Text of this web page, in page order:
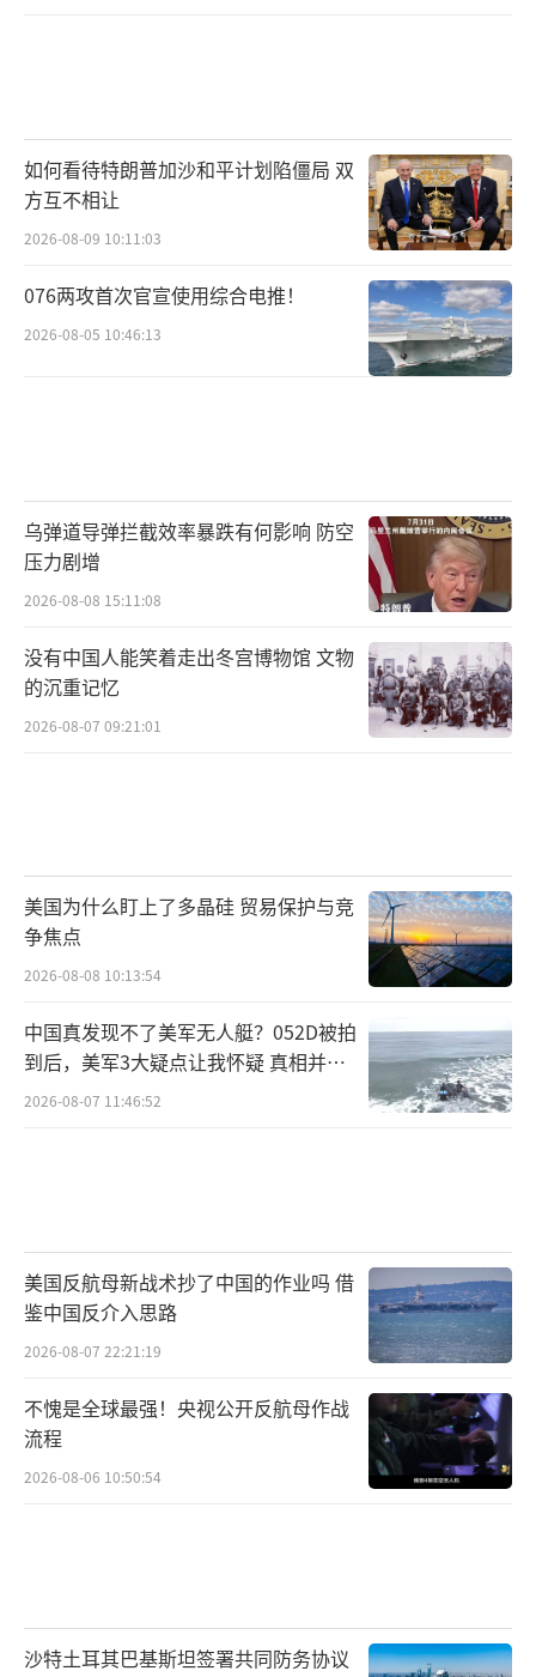
如何看待特朗普加沙和平计划陷僵局 双
方互不相让
2026-08-09 10:11:03
076两攻首次官宣使用综合电推！
2026-08-05 10:46:13
乌弹道导弹拦截效率暴跌有何影响 防空
压力剧增
2026-08-08 15:11:08
没有中国人能笑着走出冬宫博物馆 文物
的沉重记忆
2026-08-07 09:21:01
美国为什么盯上了多晶硅 贸易保护与竞
争焦点
2026-08-08 10:13:54
中国真发现不了美军无人艇？052D被拍
到后，美军3大疑点让我怀疑 真相并非
如此
2026-08-07 11:46:52
美国反航母新战术抄了中国的作业吗 借
鉴中国反介入思路
2026-08-07 22:21:19
不愧是全球最强！央视公开反航母作战
流程
2026-08-06 10:50:54
沙特土耳其巴基斯坦签署共同防务协议